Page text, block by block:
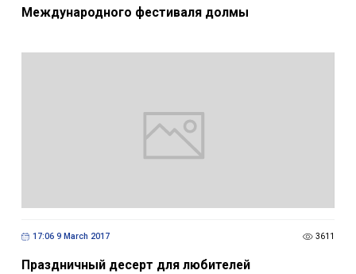
Международного фестиваля долмы
17:06 9 March 2017 3611
Праздничный десерт для любителей